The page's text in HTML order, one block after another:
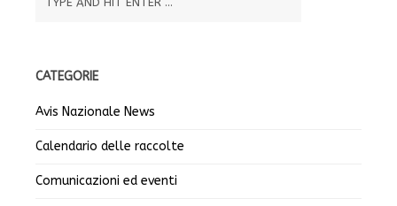
CATEGORIE
Avis Nazionale News
Calendario delle raccolte
Comunicazioni ed eventi